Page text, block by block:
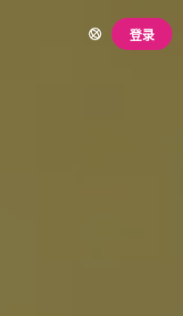
登录